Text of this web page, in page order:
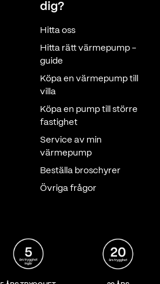
dig?
Hitta oss
Hitta rätt värmepump -
guide
Köpa en värmepump till
villa
Köpa en pump till större
fastighet
Service av min
värmepump
Beställa broschyrer
Övriga frågor